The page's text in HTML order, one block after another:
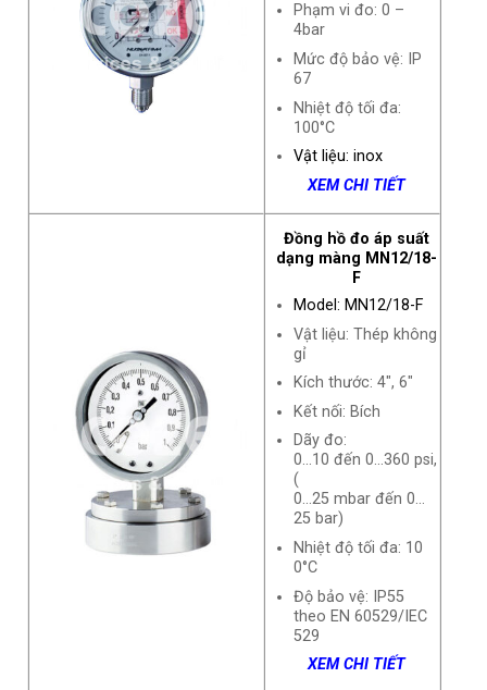
Phạm vi đo: 0 –
4bar
Mức độ bảo vệ: IP
67
Nhiệt độ tối đa:
100°C
Vật liệu: inox
XEM CHI TIẾT
Đồng hồ đo áp suất
dạng màng MN12/18-
F
Model: MN12/18-F
Vật liệu: Thép không
gỉ
Kích thước: 4″, 6″
Kết nối: Bích
Dãy đo:
0…10 đến 0…360 psi,
(
0…25 mbar đến 0…
25 bar)
Nhiệt độ tối đa: 10
0°C
Độ bảo vệ: IP55
theo EN 60529/IEC
529
XEM CHI TIẾT